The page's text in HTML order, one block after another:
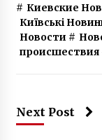
# Киевские
Київські
Новости #
происшествия
Next Post